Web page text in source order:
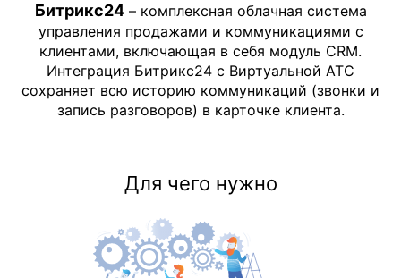
Битрикс24– комплексная облачная система
управления продажами и коммуникациями с
клиентами, включающая в себя модуль CRM.
Интеграция Битрикс24 с Виртуальной АТС
сохраняет всю историю коммуникаций (звонки и
запись разговоров) в карточке клиента.
Для чего нужно